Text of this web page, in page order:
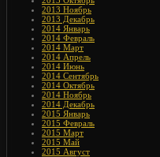
2013 Ноябрь
2013 Декабрь
2014 Январь
2014 Февраль
2014 Март
2014 Апрель
2014 Июнь
2014 Сентябрь
2014 Октябрь
2014 Ноябрь
2014 Декабрь
2015 Январь
2015 Февраль
2015 Март
2015 Май
2015 Август